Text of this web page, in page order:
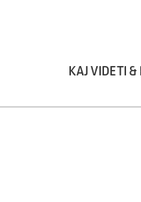
KAJ VIDETI &